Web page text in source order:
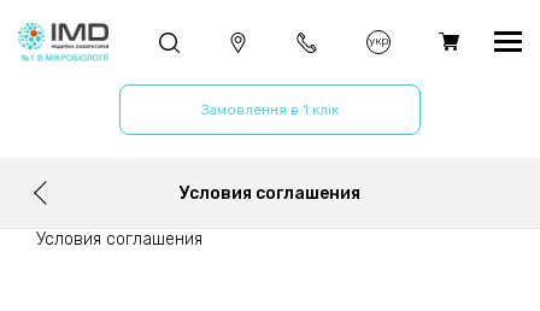
укр
Замовлення в 1 клік
Условия соглашения
Условия соглашения